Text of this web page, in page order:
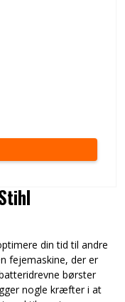
din tid til andre
fejemaskine, der er
børster
nogle kræfter i at